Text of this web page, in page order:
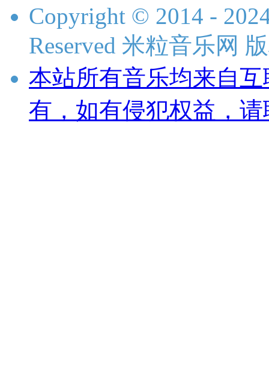
Copyright © 2014 -
Reserved 米粒音乐网
本站所有音乐均来自
有，如有侵犯权益，